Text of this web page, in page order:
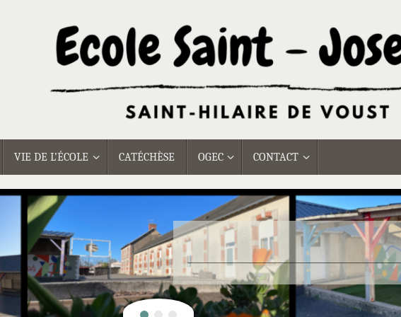
VIE DE L’ÉCOLE CATÉCHÈSE OGEC CONTACT